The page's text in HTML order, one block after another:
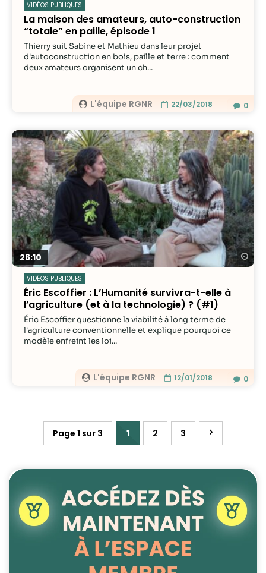
VIDÉOS PUBLIQUES
La maison des amateurs, auto-construction
“totale” en paille, épisode 1
L'équipe RGNR 22/03/2018
Thierry suit Sabine et Mathieu dans leur projet
d'autoconstruction en bois, paille et terre : comment
deux amateurs organisent un ch...
0
26:10
VIDÉOS PUBLIQUES
Éric Escoffier : L’Humanité survivra-t-elle à
l’agriculture (et à la technologie) ? (#1)
L'équipe RGNR 12/01/2018
Éric Escoffier questionne la viabilité à long terme de
l'agriculture conventionnelle et explique pourquoi ce
modèle enfreint les loi...
0
Page 1 sur 3 1 2 3